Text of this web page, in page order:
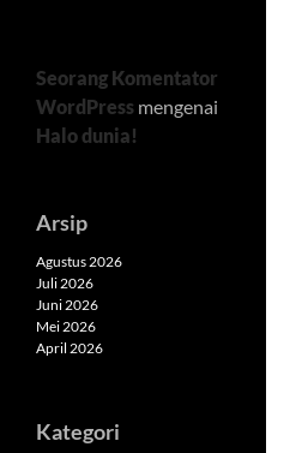
Seorang Komentator
WordPress mengenai
Halo dunia!
Arsip
Agustus 2026
Juli 2026
Juni 2026
Mei 2026
April 2026
Kategori